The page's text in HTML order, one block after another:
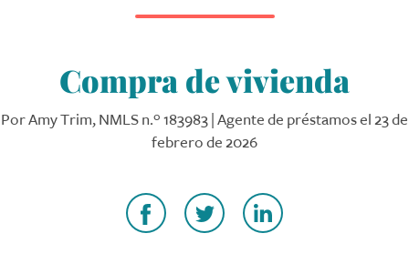
Compra de vivienda
Por Amy Trim, NMLS n.º 183983 | Agente de préstamos el 23 de
febrero de 2026